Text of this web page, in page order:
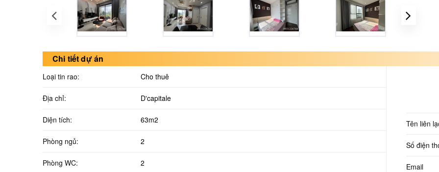
Chi tiết dự án
Loại tin rao: Cho thuê
Địa chỉ: D'capitale
Diện tích: 63m2
Phòng ngủ: 2
Phòng WC: 2
Tên liên
Số điện
Email